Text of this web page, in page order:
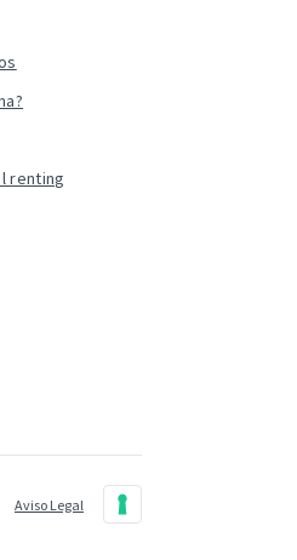
renting
Aviso Legal